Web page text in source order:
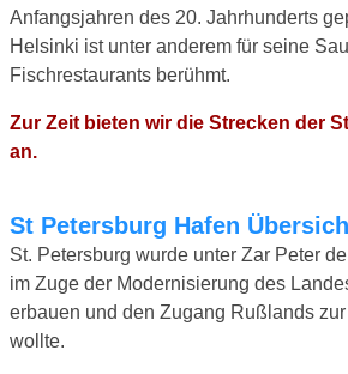
Anfangsjahren des 20. Jahrhunderts
Helsinki ist unter anderem für seine
Fischrestaurants berühmt.
Zur Zeit bieten wir die Strecken der
an.
St Petersburg Hafen
St. Petersburg wurde unter Zar Peter
im Zuge der Modernisierung des
erbauen und den Zugang Rußlands
wollte.